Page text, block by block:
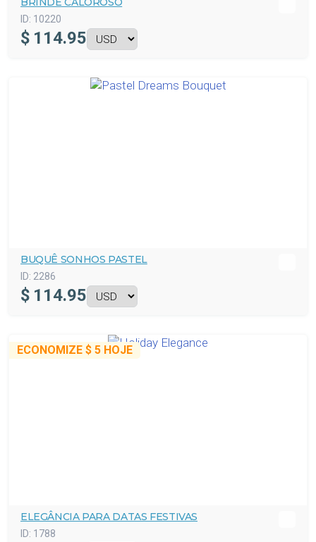
ID: 10220
$ 114.95
BUQUÊ SONHOS PASTEL
ID: 2286
$ 114.95
ECONOMIZE $ 5 HOJE
ELEGÂNCIA PARA DATAS FESTIVAS
ID: 1788